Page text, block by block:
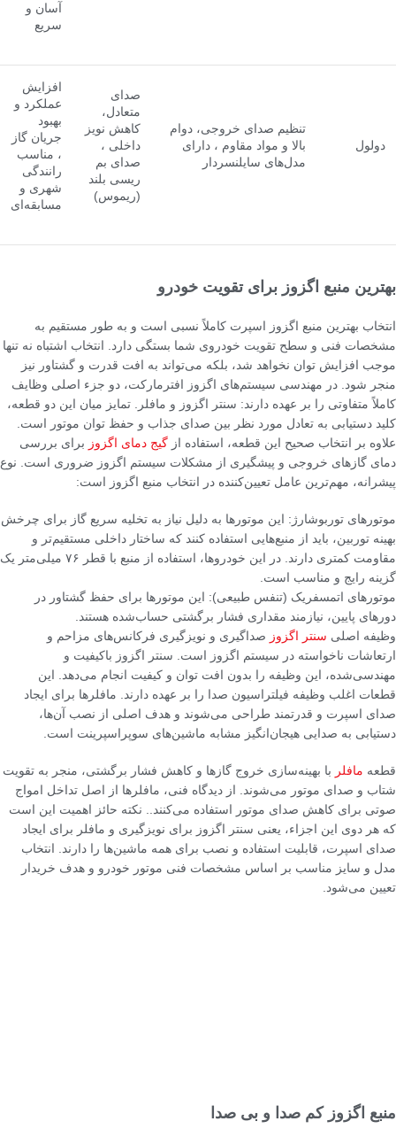
آسان و
سریع
دولول
تنظیم صدای خروجی، دوام
بالا و مواد مقاوم ، دارای
مدل‌های سایلنسردار
صدای
متعادل،
کاهش نویز
داخلی ،
صدای بم
ریسی بلند
(ریموس)
افزایش
عملکرد و
بهبود
جریان گاز
، مناسب
رانندگی
شهری و
مسابقه‌ای
بهترین منبع اگزوز برای تقویت خودرو
انتخاب بهترین منبع اگزوز اسپرت کاملاً نسبی است و به طور مستقیم به
مشخصات فنی و سطح تقویت خودروی شما بستگی دارد. انتخاب اشتباه نه تنها
موجب افزایش توان نخواهد شد، بلکه می‌تواند به افت قدرت و گشتاور نیز
منجر شود. در مهندسی سیستم‌های اگزوز افترمارکت، دو جزء اصلی وظایف
کاملاً متفاوتی را بر عهده دارند: سنتر اگزوز و مافلر. تمایز میان این دو قطعه،
کلید دستیابی به تعادل مورد نظر بین صدای جذاب و حفظ توان موتور است.
علاوه بر انتخاب صحیح این قطعه، استفاده از گیج دمای اگزوز برای بررسی
دمای گازهای خروجی و پیشگیری از مشکلات سیستم اگزوز ضروری است. نوع
پیشرانه، مهم‌ترین عامل تعیین‌کننده در انتخاب منبع اگزوز است:
موتورهای توربوشارژ: این موتورها به دلیل نیاز به تخلیه سریع گاز برای چرخش
بهینه توربین، باید از منبع‌هایی استفاده کنند که ساختار داخلی مستقیم‌تر و
مقاومت کمتری دارند. در این خودروها، استفاده از منبع با قطر ۷۶ میلی‌متر یک
گزینه رایج و مناسب است.
موتورهای اتمسفریک (تنفس طبیعی): این موتورها برای حفظ گشتاور در
دورهای پایین، نیازمند مقداری فشار برگشتی حساب‌شده هستند.
وظیفه اصلی سنتر اگزوز صداگیری و نویزگیری فرکانس‌های مزاحم و
ارتعاشات ناخواسته در سیستم اگزوز است. سنتر اگزوز باکیفیت و
مهندسی‌شده، این وظیفه را بدون افت توان و کیفیت انجام می‌دهد. این
قطعات اغلب وظیفه فیلتراسیون صدا را بر عهده دارند. مافلرها برای ایجاد
صدای اسپرت و قدرتمند طراحی می‌شوند و هدف اصلی از نصب آن‌ها،
دستیابی به صدایی هیجان‌انگیز مشابه ماشین‌های سوپراسپرینت است.
قطعه مافلر با بهینه‌سازی خروج گازها و کاهش فشار برگشتی، منجر به تقویت
شتاب و صدای موتور می‌شوند. از دیدگاه فنی، مافلرها از اصل تداخل امواج
صوتی برای کاهش صدای موتور استفاده می‌کنند.. نکته حائز اهمیت این است
که هر دوی این اجزاء، یعنی سنتر اگزوز برای نویزگیری و مافلر برای ایجاد
صدای اسپرت، قابلیت استفاده و نصب برای همه ماشین‌ها را دارند. انتخاب
مدل و سایز مناسب بر اساس مشخصات فنی موتور خودرو و هدف خریدار
تعیین می‌شود.
منبع اگزوز کم صدا و بی صدا